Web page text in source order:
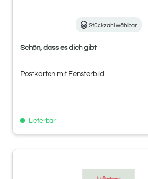
Stückzahl wählbar
Schön, dass es dich gibt
Postkarten mit Fensterbild
Lieferbar